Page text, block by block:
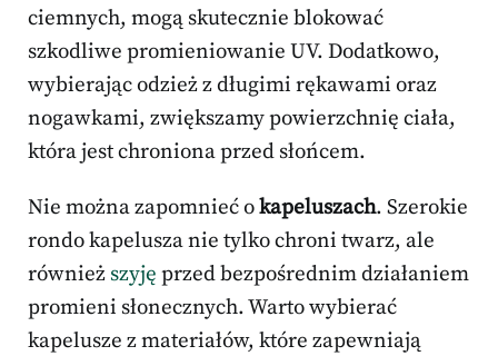
ciemnych, mogą skutecznie blokować
szkodliwe promieniowanie UV. Dodatkowo,
wybierając odzież z długimi rękawami oraz
nogawkami, zwiększamy powierzchnię ciała,
która jest chroniona przed słońcem.
Nie można zapomnieć okapeluszach. Szerokie
rondo kapelusza nie tylko chroni twarz, ale
również szyję przed bezpośrednim działaniem
promieni słonecznych. Warto wybierać
kapelusze z materiałów, które zapewniają